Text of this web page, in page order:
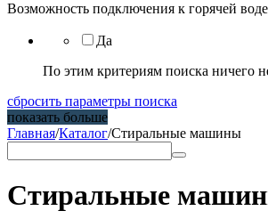
Возможность подключения к горячей воде
Да
По этим критериям поиска ничего
сбросить параметры поиска
показать больше
Главная/Каталог/Стиральные машины
Стиральные